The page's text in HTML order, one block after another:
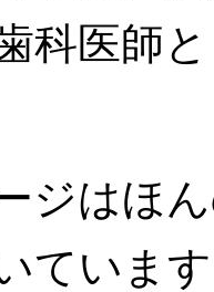
科医師
ジはほ
ていま